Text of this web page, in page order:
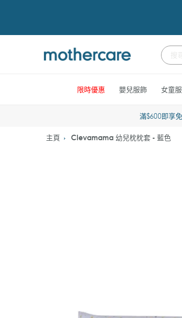
容
限時優惠 嬰兒服飾 女童
滿$600即享
主頁 Clevamama 幼兒枕枕套 - 藍色